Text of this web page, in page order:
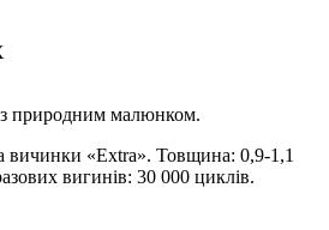
природним малюнком.
вичинки «Extra». Товщина: 0,9-1,1
вигинів: 30 000 циклів.